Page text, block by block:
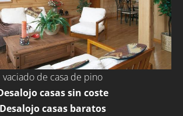
vaciado de casa de pino
casas sin coste
Desalojo casas baratos